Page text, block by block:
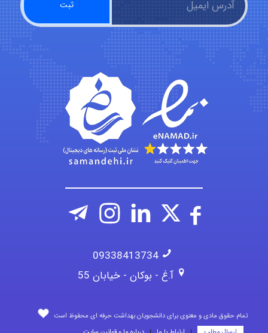
abolfazlkoshehe
abolfazlkoshehe
A.balandeh
09338413734
آ.غ - بوکان - خیابان 55
تمام حقوق مادی و معنوی برای دانشجویان بهداشت حرفه ای محفوظ است